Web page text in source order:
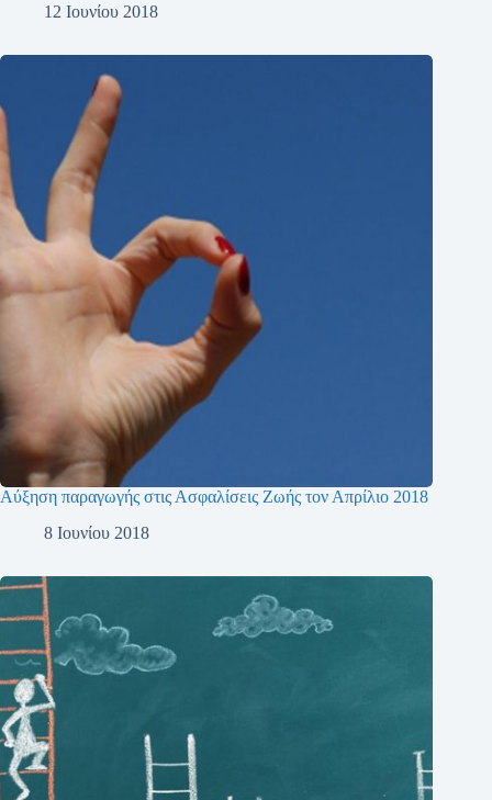
12 Ιουνίου 2018
Αύξηση παραγωγής στις Ασφαλίσεις Ζωής τον Απρίλιο 2018
8 Ιουνίου 2018